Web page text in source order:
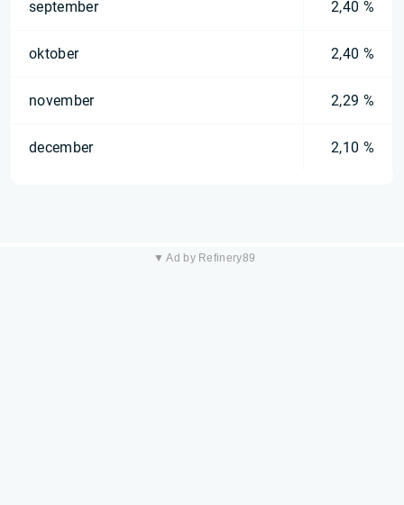
september 2,40 %
oktober 2,40 %
november 2,29 %
december 2,10 %
▼ Ad by Refinery89